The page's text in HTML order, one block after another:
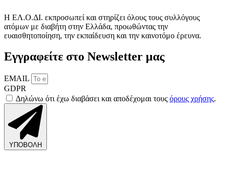
Η ΕΛ.Ο.ΔΙ. εκπροσωπεί και στηρίζει όλους τους συλλόγους
ατόμων με διαβήτη στην Ελλάδα, προωθώντας την
ευαισθητοποίηση, την εκπαίδευση και την καινοτόμο έρευνα.
Εγγραφείτε στο Newsletter μας
EMAIL
GDPR
Δηλώνω ότι έχω διαβάσει και αποδέχομαι τους όρους χρήσης.
ΥΠΟΒΟΛΗ